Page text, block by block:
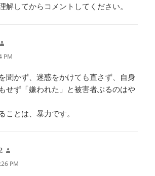
解してからコメントしてください。
り:
PM
聞かず、迷惑をかけても直さず、自身
せず「嫌われた」と被害者ぶるのはや
ことは、暴力です。
り:
PM